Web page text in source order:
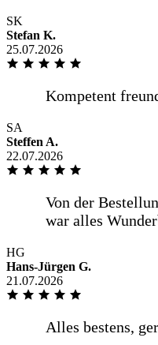
SK
Stefan K.
25.07.2026
SA
Steffen A.
22.07.2026
HG
Hans-Jürgen G.
21.07.2026